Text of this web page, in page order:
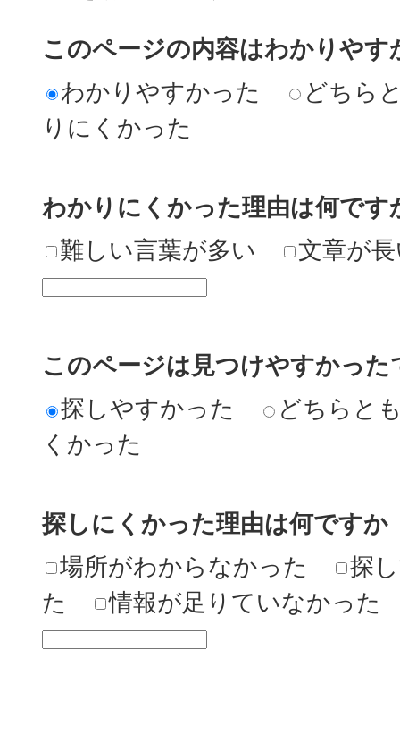
このページの内容はわかりやす
わかりやすかった
どちら
りにくかった
わかりにくかった理由は何です
難しい言葉が多い
文章が
このページは見つけやすかった
探しやすかった
どちらと
くかった
探しにくかった理由は何ですか
場所がわからなかった
探
た
情報が足りていなかった